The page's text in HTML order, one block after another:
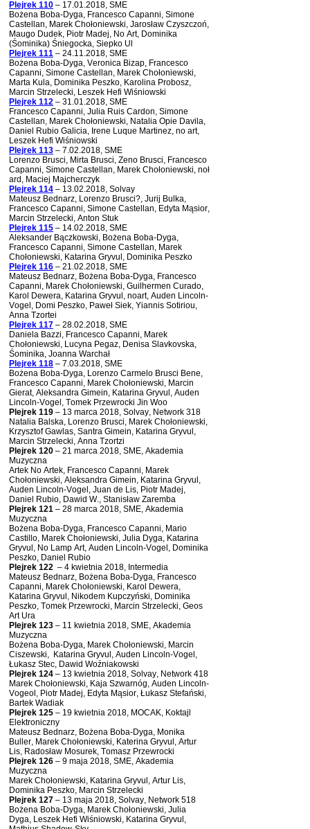
Plejrek 110 – 17.01.2018, SME
Bożena Boba-Dyga, Francesco Capanni, Simone
Castellan, Marek Chołoniewski, Jarosław Czyszczoń,
Maugo Dudek, Piotr Madej, No Art, Dominika
(Śominika) Śniegocka, Siepko Ul
Plejrek 111 – 24.11.2018, SME
Bożena Boba-Dyga, Veronica Bizap, Francesco
Capanni, Simone Castellan, Marek Chołoniewski,
Marta Kula, Dominika Peszko, Karolina Probosz,
Marcin Strzelecki, Leszek Hefi Wiśniowski
Plejrek 112 – 31.01.2018, SME
Francesco Capanni, Julia Ruis Cardon, Simone
Castellan, Marek Chołoniewski, Natalia Opie Davila,
Daniel Rubio Galicia, Irene Luque Martinez, no art,
Leszek Hefi Wiśniowski
Plejrek 113 – 7.02.2018, SME
Lorenzo Brusci, Mirta Brusci, Zeno Brusci, Francesco
Capanni, Simone Castellan, Marek Chołoniewski, noł
ard, Maciej Majcherczyk
Plejrek 114 – 13.02.2018, Solvay
Mateusz Bednarz, Lorenzo Brusci?, Jurij Bulka,
Francesco Capanni, Simone Castellan, Edyta Mąsior,
Marcin Strzelecki, Anton Stuk
Plejrek 115 – 14.02.2018, SME
Aleksander Bączkowski, Bożena Boba-Dyga,
Francesco Capanni, Simone Castellan, Marek
Chołoniewski, Katarina Gryvul, Dominika Peszko
Plejrek 116 – 21.02.2018, SME
Mateusz Bednarz, Bożena Boba-Dyga, Francesco
Capanni, Marek Chołoniewski, Guilhermen Curado,
Karol Dewera, Katarina Gryvul, noart, Auden Lincoln-
Vogel, Domi Peszko, Paweł Siek, Yiannis Sotiriou,
Anna Tzortei
Plejrek 117 – 28.02.2018, SME
Daniela Bazzi, Francesco Capanni, Marek
Chołoniewski, Lucyna Pegaz, Denisa Slavkovska,
Śominika, Joanna Warchał
Plejrek 118 – 7.03.2018, SME
Bożena Boba-Dyga, Lorenzo Carmelo Brusci Bene,
Francesco Capanni, Marek Chołoniewski, Marcin
Gierat, Aleksandra Gimein, Katarina Gryvul, Auden
Lincoln-Vogel, Tomek Przewrocki Jin Woo
Plejrek 119 – 13 marca 2018, Solvay, Network 318
Natalia Balska, Lorenzo Brusci, Marek Chołoniewski,
Krzysztof Gawlas, Santra Gimein, Katarina Gryvul,
Marcin Strzelecki, Anna Tzortzi
Plejrek 120 – 21 marca 2018, SME, Akademia
Muzyczna
Artek No Artek, Francesco Capanni, Marek
Chołoniewski, Aleksandra Gimein, Katarina Gryvul,
Auden Lincoln-Vogel, Juan de Lis, Piotr Madej,
Daniel Rubio, Dawid W., Stanisław Zaremba
Plejrek 121 – 28 marca 2018, SME, Akademia
Muzyczna
Bożena Boba-Dyga, Francesco Capanni, Mario
Castillo, Marek Chołoniewski, Julia Dyga, Katarina
Gryvul, No Lamp Art, Auden Lincoln-Vogel, Dominika
Peszko, Daniel Rubio
Plejrek 122 – 4 kwietnia 2018, Intermedia
Mateusz Bednarz, Bożena Boba-Dyga, Francesco
Capanni, Marek Chołoniewski, Karol Dewera,
Katarina Gryvul, Nikodem Kupczyński, Dominika
Peszko, Tomek Przewrocki, Marcin Strzelecki, Geos
Art Ura
Plejrek 123 – 11 kwietnia 2018, SME, Akademia
Muzyczna
Bożena Boba-Dyga, Marek Chołoniewski, Marcin
Ciszewski, Katarina Gryvul, Auden Lincoln-Vogel,
Łukasz Stec, Dawid Woźniakowski
Plejrek 124 – 13 kwietnia 2018, Solvay, Network 418
Marek Chołoniewski, Kaja Szwarnóg, Auden Lincoln-
Vogeol, Piotr Madej, Edyta Mąsior, Łukasz Stefański,
Bartek Wadiak
Plejrek 125 – 19 kwietnia 2018, MOCAK, Koktajl
Elektroniczny
Mateusz Bednarz, Bożena Boba-Dyga, Monika
Buller, Marek Chołoniewski, Katerina Gryvul, Artur
Lis, Radosław Mosurek, Tomasz Przewrocki
Plejrek 126 – 9 maja 2018, SME, Akademia
Muzyczna
Marek Chołoniewski, Katarina Gryvul, Artur Lis,
Dominika Peszko, Marcin Strzelecki
Plejrek 127 – 13 maja 2018, Solvay, Network 518
Bożena Boba-Dyga, Marek Chołoniewski, Julia
Dyga, Leszek Hefi Wiśniowski, Katarina Gryvul,